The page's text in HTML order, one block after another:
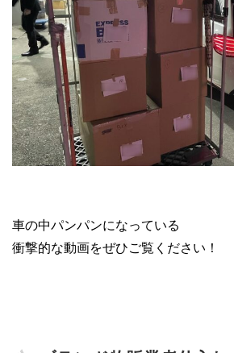
車の中パンパンになっている
衝撃的な動画をぜひご覧ください！